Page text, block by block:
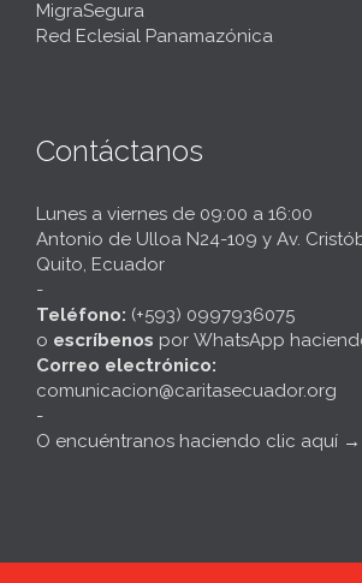
MigraSegura
Red Eclesial Panamazónica
Contáctanos
Lunes a viernes de 09:00 a 16:00
Antonio de Ulloa N24-109 y Av.
Quito, Ecuador
-
Teléfono: (+593) 0997936075
o escríbenos por WhatsApp
Correo electrónico:
comunicacion@caritasecuador.org
-
O encuéntranos haciendo clic aquí →